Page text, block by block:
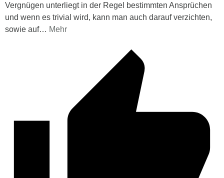
Vergnügen unterliegt in der Regel bestimmten Ansprüchen
und wenn es trivial wird, kann man auch darauf verzichten,
sowie auf… Mehr